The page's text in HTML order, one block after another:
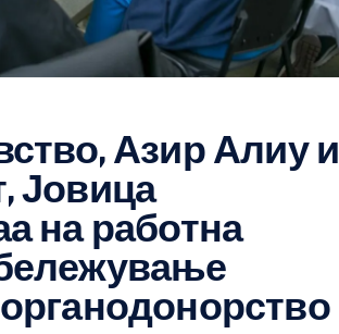
Азир Алиу и
Јовица
на работна